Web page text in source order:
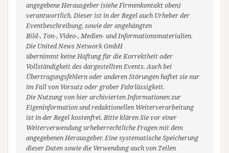
angegebene Herausgeber (siehe Firmenkontakt oben)
verantwortlich. Dieser ist in der Regel auch Urheber der
Eventbeschreibung, sowie der angehängten
Bild-, Ton-, Video-, Medien- und Informationsmaterialien.
Die United News Network GmbH
übernimmt keine Haftung für die Korrektheit oder
Vollständigkeit des dargestellten Events. Auch bei
Übertragungsfehlern oder anderen Störungen haftet sie nur
im Fall von Vorsatz oder grober Fahrlässigkeit.
Die Nutzung von hier archivierten Informationen zur
Eigeninformation und redaktionellen Weiterverarbeitung
ist in der Regel kostenfrei. Bitte klären Sie vor einer
Weiterverwendung urheberrechtliche Fragen mit dem
angegebenen Herausgeber. Eine systematische Speicherung
dieser Daten sowie die Verwendung auch von Teilen